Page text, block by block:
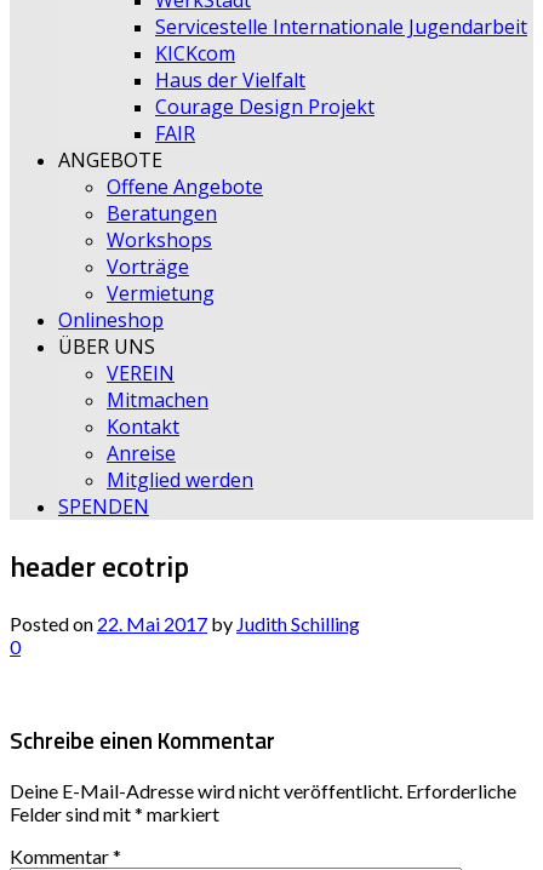
Servicestelle Internationale Jugendarbeit
KICKcom
Haus der Vielfalt
Courage Design Projekt
FAIR
ANGEBOTE
Offene Angebote
Beratungen
Workshops
Vorträge
Vermietung
Onlineshop
ÜBER UNS
VEREIN
Mitmachen
Kontakt
Anreise
Mitglied werden
SPENDEN
header ecotrip
Posted on 22. Mai 2017 by Judith Schilling
0
Schreibe einen Kommentar
Deine E-Mail-Adresse wird nicht veröffentlicht. Erforderliche
Felder sind mit* markiert
Kommentar*